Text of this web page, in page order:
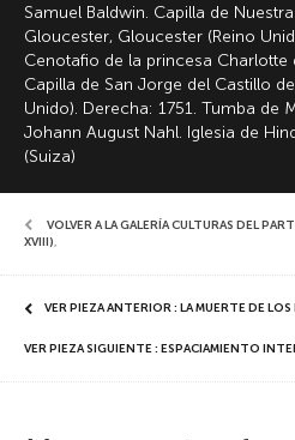
Samuel Baldwin. Capilla de
Gloucester, Gloucester (Reino
Cenotafio de la princesa Charlotte
Capilla de San Jorge del Castillo
Unido). Derecha: 1751. Tumba de
Johann August Nahl. Iglesia de
(Suiza)
VOLVER A LA GALERÍA CULTURAS DEL
XVIII),
VER PIEZA ANTERIOR : LA MUERTE DE
VER PIEZA SIGUIENTE : ESPACIAMIENTO